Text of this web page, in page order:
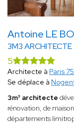
Antoine LE
3M3 ARCHITECTE
5
Architecte à Paris
Se déplace à
3m³ architecte
rénovation, de
départements